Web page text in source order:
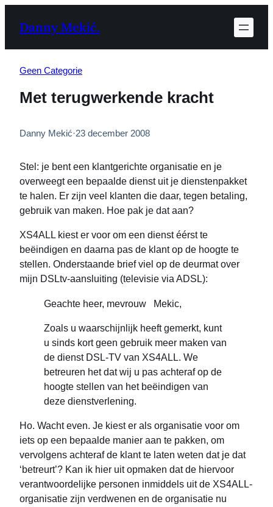
naarDanny Mekić.
Geen Categorie
Met terugwerkende kracht
Danny Mekić·23 december 2008
Stel: je bent een klantgerichte organisatie en je
overweegt een bepaalde dienst uit je dienstenpakket
te halen. Er zijn veel klanten die daar, tegen betaling,
gebruik van maken. Hoe pak je dat aan?
XS4ALL kiest er voor om een dienst éérst te
beëindigen en daarna pas de klant op de hoogte te
stellen. Onderstaande brief viel op de deurmat over
mijn DSLtv-aansluiting (televisie via ADSL):
Geachte heer, mevrouw Mekic,
Zoals u waarschijnlijk heeft gemerkt, kunt
u sinds kort geen gebruik meer maken van
de dienst DSL-TV van XS4ALL. We
betreuren het dat wij u pas achteraf op de
hoogte stellen van het beëindigen van
deze dienstverlening.
Ho. Wacht even. Je kiest er als organisatie voor om
iets op een bepaalde manier aan te pakken, om
vervolgens achteraf de klant te laten weten dat je dat
‘betreurt’? Kan ik hier uit opmaken dat de hiervoor
verantwoordelijke personen inmiddels uit de XS4ALL-
organisatie zijn verdwenen en de organisatie nu